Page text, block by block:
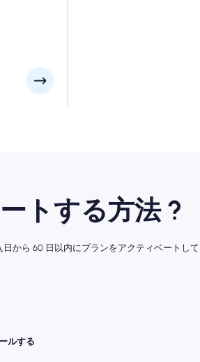
の冒険があ
持してくだ
トする方法 ?
から 60 日以内にプランをアクティベートし
ルする